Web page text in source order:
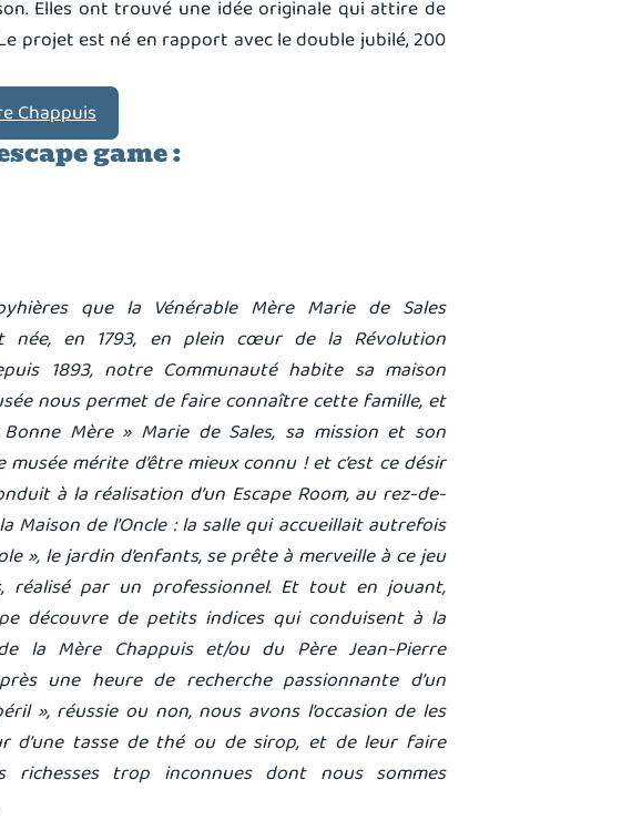
Elles ont trouvé une idée originale qui attire de
projet est né en rapport avec le double jubilé, 200
Chappuis
game :
que la Vénérable Mère Marie de Sales
née, en 1793, en plein cœur de la Révolution
1893, notre Communauté habite sa maison
nous permet de faire connaître cette famille, et
Mère » Marie de Sales, sa mission et son
musée mérite d’être mieux connu ! et c’est ce désir
à la réalisation d’un Escape Room, au rez-de-
Maison de l’Oncle : la salle qui accueillait autrefois
», le jardin d’enfants, se prête à merveille à ce jeu
réalisé par un professionnel. Et tout en jouant,
découvre de petits indices qui conduisent à la
la Mère Chappuis et/ou du Père Jean-Pierre
une heure de recherche passionnante d’un
», réussie ou non, nous avons l’occasion de les
d’une tasse de thé ou de sirop, et de leur faire
richesses trop inconnues dont nous sommes